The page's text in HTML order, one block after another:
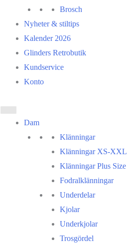
Brosch
Nyheter & stiltips
Kalender 2026
Glinders Retrobutik
Kundservice
Konto
Dam
Klänningar
Klänningar XS-XXL
Klänningar Plus Size
Fodralklänningar
Underdelar
Kjolar
Underkjolar
Trosgördel